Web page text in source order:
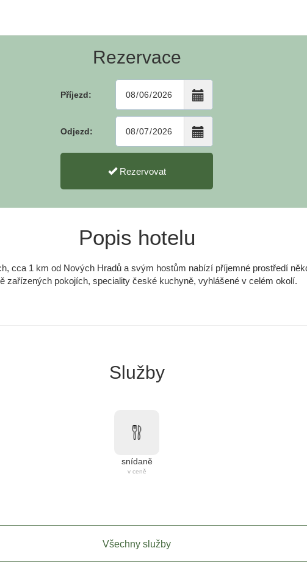
Rezervace
Příjezd:
Odjezd:
Rezervovat
Popis hotelu
cca 1 km od Nových Hradů a svým hostům nabízí příjemné prostředí
zařízených pokojích, speciality české kuchyně, vyhlášené v celém okolí.
Služby
snídaně
v ceně
Všechny služby